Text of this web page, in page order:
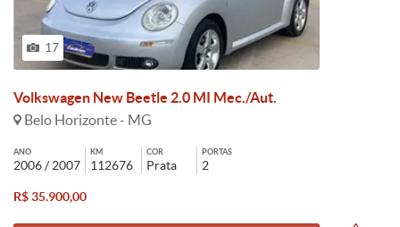
17
Volkswagen New Beetle 2.0 MI Mec./Aut.
Belo Horizonte - MG
ANO
2006 / 2007
KM
112676
COR
Prata
PORTAS
2
R$ 35.900,00